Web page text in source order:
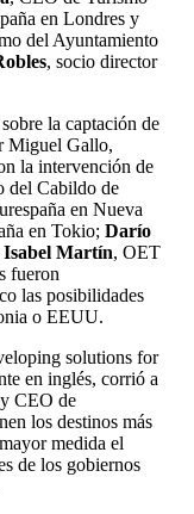
en Londres y
del Ayuntamiento
, socio director
la captación de
Miguel Gallo,
la intervención de
del Cabildo de
en Nueva
en Tokio; Darío
Martín, OET
fueron
las posibilidades
o EEUU.
solutions for
en inglés, corrió a
CEO de
los destinos más
medida el
de los gobiernos